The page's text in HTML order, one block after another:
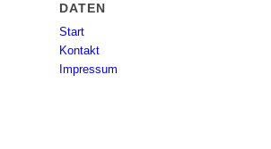
DATEN
Start
Kontakt
Impressum